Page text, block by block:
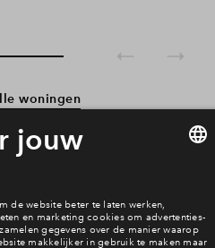
woningen
van fase 3